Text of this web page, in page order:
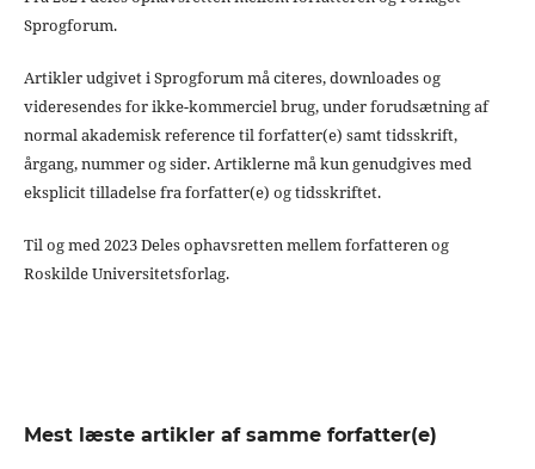
Sprogforum.
Artikler udgivet i Sprogforum må citeres, downloades og
videresendes for ikke-kommerciel brug, under forudsætning af
normal akademisk reference til forfatter(e) samt tidsskrift,
årgang, nummer og sider. Artiklerne må kun genudgives med
eksplicit tilladelse fra forfatter(e) og tidsskriftet.
Til og med 2023 Deles ophavsretten mellem forfatteren og
Roskilde Universitetsforlag.
Mest læste artikler af samme forfatter(e)